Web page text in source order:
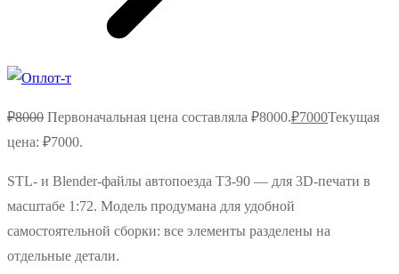
₽8000 Первоначальная цена составляла ₽8000.₽7000Текущая
цена: ₽7000.
STL‑ и Blender‑файлы автопоезда ТЗ‑90 — для 3D‑печати в
масштабе 1:72. Модель продумана для удобной
самостоятельной сборки: все элементы разделены на
отдельные детали.